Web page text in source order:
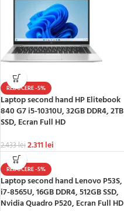
REDUCERE -5%
Laptop second hand HP Elitebook
840 G7 i5-10310U, 32GB DDR4, 2TB
SSD, Ecran Full HD
2.433lei2.311 lei
REDUCERE -5%
Laptop second hand Lenovo P53S,
i7-8565U, 16GB DDR4, 512GB SSD,
Nvidia Quadro P520, Ecran Full HD